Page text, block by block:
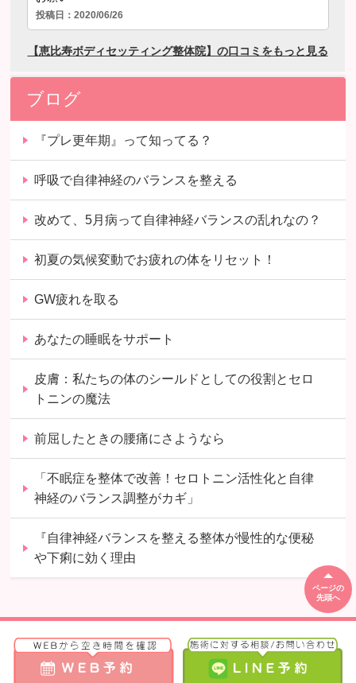
ブログ
『プレ更年期』って知ってる？
呼吸で自律神経のバランスを整える
改めて、5月病って自律神経バランスの乱れなの？
初夏の気候変動でお疲れの体をリセット！
GW疲れを取る
あなたの睡眠をサポート
皮膚：私たちの体のシールドとしての役割とセロ
トニンの魔法
前屈したときの腰痛にさようなら
「不眠症を整体で改善！セロトニン活性化と自律
神経のバランス調整がカギ」
『自律神経バランスを整える整体が慢性的な便秘
や下痢に効く理由
ページの
先頭へ